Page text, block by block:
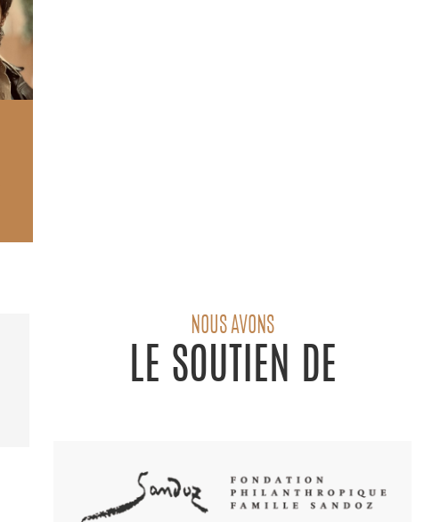
NOUS AVONS
LE SOUTIEN DE